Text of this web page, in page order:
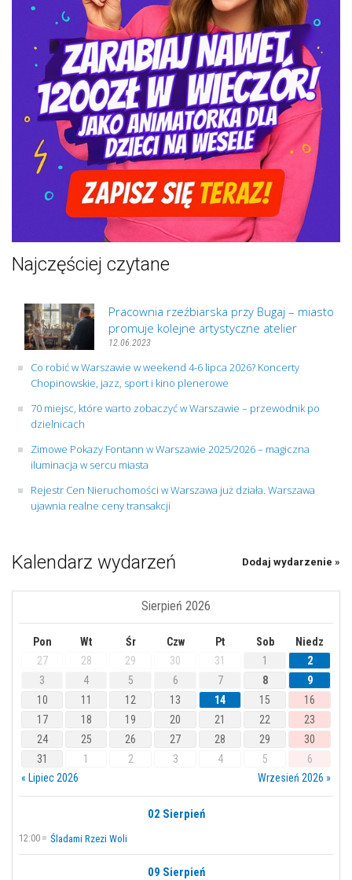
Najczęściej czytane
Pracownia rzeźbiarska przy Bugaj – miasto
promuje kolejne artystyczne atelier
12.06.2023
Co robić w Warszawie w weekend 4-6 lipca 2026? Koncerty
Chopinowskie, jazz, sport i kino plenerowe
70 miejsc, które warto zobaczyć w Warszawie – przewodnik po
dzielnicach
Zimowe Pokazy Fontann w Warszawie 2025/2026 – magiczna
iluminacja w sercu miasta
Rejestr Cen Nieruchomości w Warszawa już działa. Warszawa
ujawnia realne ceny transakcji
Kalendarz wydarzeń Dodaj wydarzenie »
Sierpień 2026
Pon Wt Śr Czw Pt Sob
Niedz
27
28 29 30 31 1
2
3
4 5 6 7 8
9
10
11 12 13 14 15
16
17
18 19 20 21 22
23
24
25 26 27 28 29
30
31
1 2 3 4 5
6
« Lipiec 2026
Wrzesień 2026 »
02 Sierpień
12:00 Śladami Rzezi Woli
09 Sierpień